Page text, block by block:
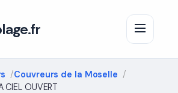
Couvreurs de la Moselle
CIEL OUVERT